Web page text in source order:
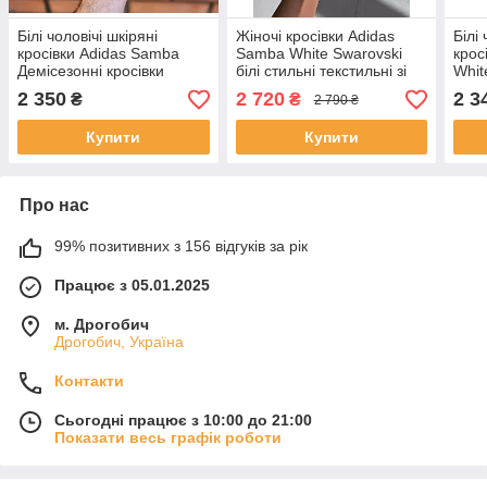
Білі чоловічі шкіряні
кросівки Adidas Samba
Демісезонні кросівки
Адідас Самба
2 350 ₴
Купити
Жіночі кросівки Adidas
Samba White Swarovski
білі стильні текстильні зі
стразами /стильні адідас
самба
2 720₴ 2 790 ₴
Купити
Білі
2
Про нас
99% позитивних з 156 відгуків за рік
Працює з 05.01.2025
м. Дрогобич
Дрогобич, Україна
Контакти
Сьогодні працює з 10:00 до 21:00
Показати весь графік роботи